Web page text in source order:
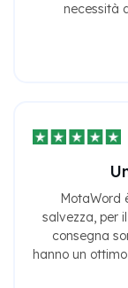
necessità
MotaWord
salvezza, per
consegna
hanno un